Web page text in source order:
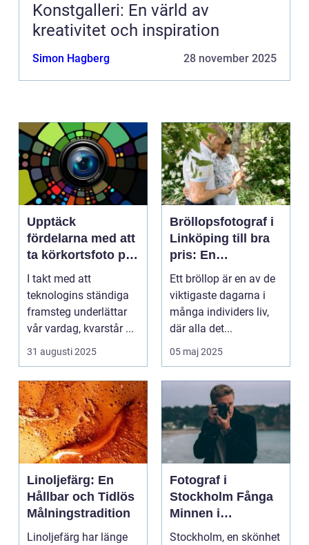
Konstgalleri: En värld av
kreativitet och inspiration
Simon Hagberg 28 november 2025
Upptäck
fördelarna med att
ta körkortsfoto på
Östermalm
I takt med att
teknologins ständiga
framsteg underlättar
vår vardag, kvarstår ...
31 augusti 2025
Bröllopsfotograf i
Linköping till bra
pris: En
nyckelspelare för
oförglömliga
minnen
Ett bröllop är en av de
viktigaste dagarna i
många individers liv,
där alla det...
05 maj 2025
Linoljefärg: En
Hållbar och Tidlös
Målningstradition
Linoljefärg har länge
Fotograf i
Stockholm Fånga
Minnen i
Huvudstaden
Stockholm, en skönhet